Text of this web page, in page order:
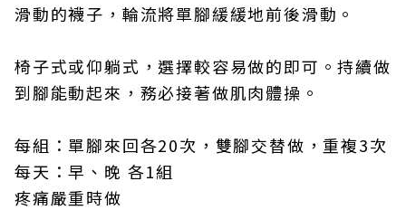
滑動的襪子，輪流將單腳緩緩地前後滑動。
椅子式或仰躺式，選擇較容易做的即可。持續做
到腳能動起來，務必接著做肌肉體操。
每組：單腳來回各20次，雙腳交替做，重複3次
每天：早、晚 各1組
疼痛嚴重時做